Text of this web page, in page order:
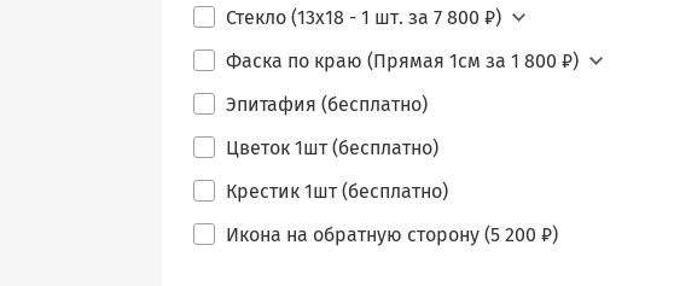
Стекло (13х18 - 1 шт. за 7 800 ₽)
Фаска по краю (Прямая 1см за 1 800 ₽)
Эпитафия (бесплатно)
Цветок 1шт (бесплатно)
Крестик 1шт (бесплатно)
Икона на обратную сторону (5 200 ₽)